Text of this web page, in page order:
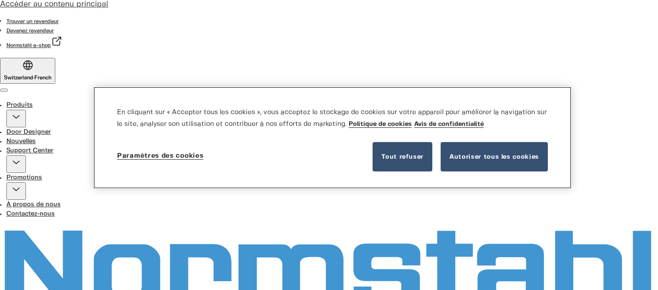
Accéder au contenu principal
Trouver un revendeur
Devenez revendeur
Normstahl e-shop
Switzerland ·French
Produits
Door Designer
Nouvelles
Support Center
Promotions
À propos de nous
Contactez-nous
En cliquant sur « Accepter tous les cookies », vous acceptez le stockage de cookies sur votre appareil pour améliorer la navigation sur
le site, analyser son utilisation et contribuer à nos efforts de marketing. Politique de cookies Avis de confidentialité
Paramètres des cookies Tout refuser Autoriser tous les cookies